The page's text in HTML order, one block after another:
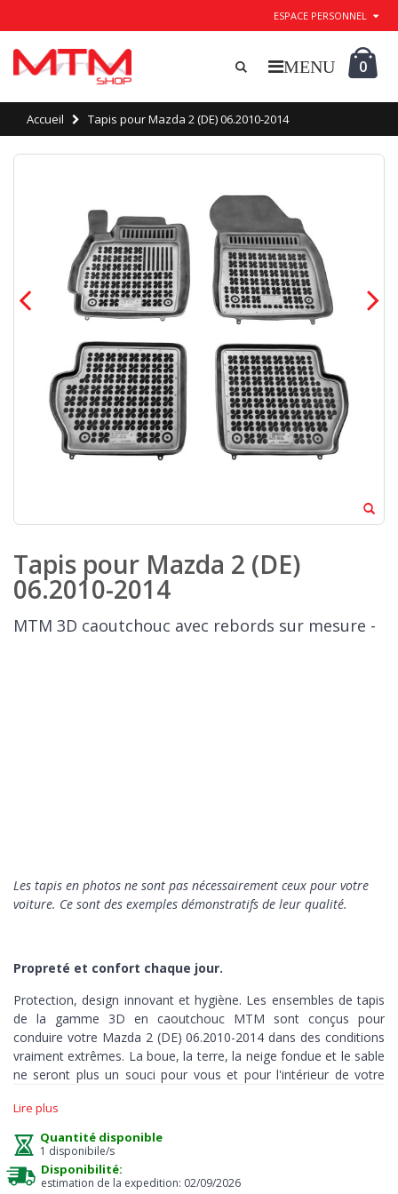
ESPACE PERSONNEL
0
Accueil Tapis pour Mazda 2 (DE) 06.2010-2014
Tapis pour Mazda 2 (DE)
06.2010-2014
MTM 3D caoutchouc avec rebords sur mesure -
Les tapis en photos ne sont pas nécessairement ceux pour votre
voiture. Ce sont des exemples démonstratifs de leur qualité.
Propreté et confort chaque jour.
Protection, design innovant et hygiène. Les ensembles de tapis
de la gamme 3D en caoutchouc MTM sont conçus pour
conduire votre Mazda 2 (DE) 06.2010-2014 dans des conditions
vraiment extrêmes. La boue, la terre, la neige fondue et le sable
ne seront plus un souci pour vous et pour l'intérieur de votre
couvrir chaque recoinde votre habitacle
dans toutes les conditions météorologiques.
Lire plus
Quantité disponible
1 disponibile/s
Disponibilité:
estimation de la expedition: 02/09/2026